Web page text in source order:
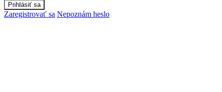
Zaregistrovať sa Nepoznám heslo